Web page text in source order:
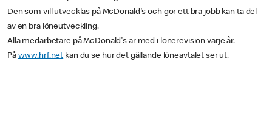
Den som vill utvecklas på McDonald's och gör ett bra jobb kan ta del
av en bra löneutveckling.
Alla medarbetare på McDonald's är med i lönerevision varje år.
På www.hrf.net kan du se hur det gällande löneavtalet ser ut.